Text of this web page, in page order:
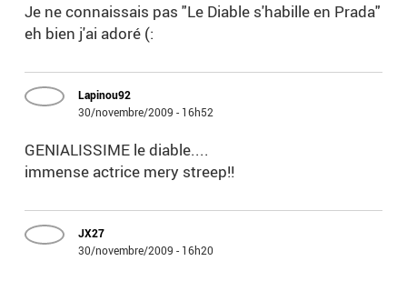
Je ne connaissais pas "Le Diable s'habille en Prada"
eh bien j'ai adoré (:
Lapinou92
30/novembre/2009 - 16h52
GENIALISSIME le diable....
immense actrice mery streep!!
JX27
30/novembre/2009 - 16h20